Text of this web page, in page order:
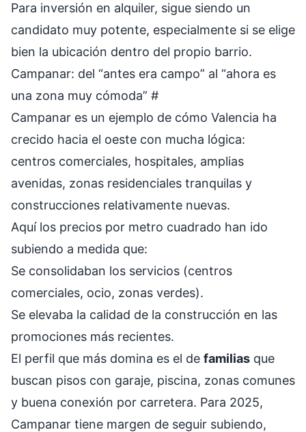
Para inversión en alquiler, sigue siendo un
candidato muy potente, especialmente si se elige
bien la ubicación dentro del propio barrio.
Campanar: del “antes era campo” al “ahora es
una zona muy cómoda” #
Campanar es un ejemplo de cómo Valencia ha
crecido hacia el oeste con mucha lógica:
centros comerciales, hospitales, amplias
avenidas, zonas residenciales tranquilas y
construcciones relativamente nuevas.
Aquí los precios por metro cuadrado han ido
subiendo a medida que:
Se consolidaban los servicios (centros
comerciales, ocio, zonas verdes).
Se elevaba la calidad de la construcción en las
promociones más recientes.
El perfil que más domina es el de familias que
buscan pisos con garaje, piscina, zonas comunes
y buena conexión por carretera. Para 2025,
Campanar tiene margen de seguir subiendo,